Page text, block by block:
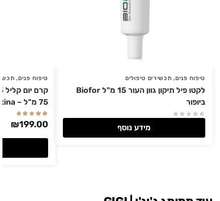
טיפוח פנים, תכשירים טיפולים
לקטו פיל תיקון גוון העור 15 מ"ל Biofor
ביופור
מידע נוסף
טיפוח פנים,
75 מ"ל – Christina כריסטינה
₪199.00